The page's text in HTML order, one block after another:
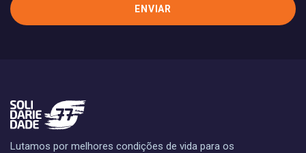
Lutamos por melhores condições de vida para os